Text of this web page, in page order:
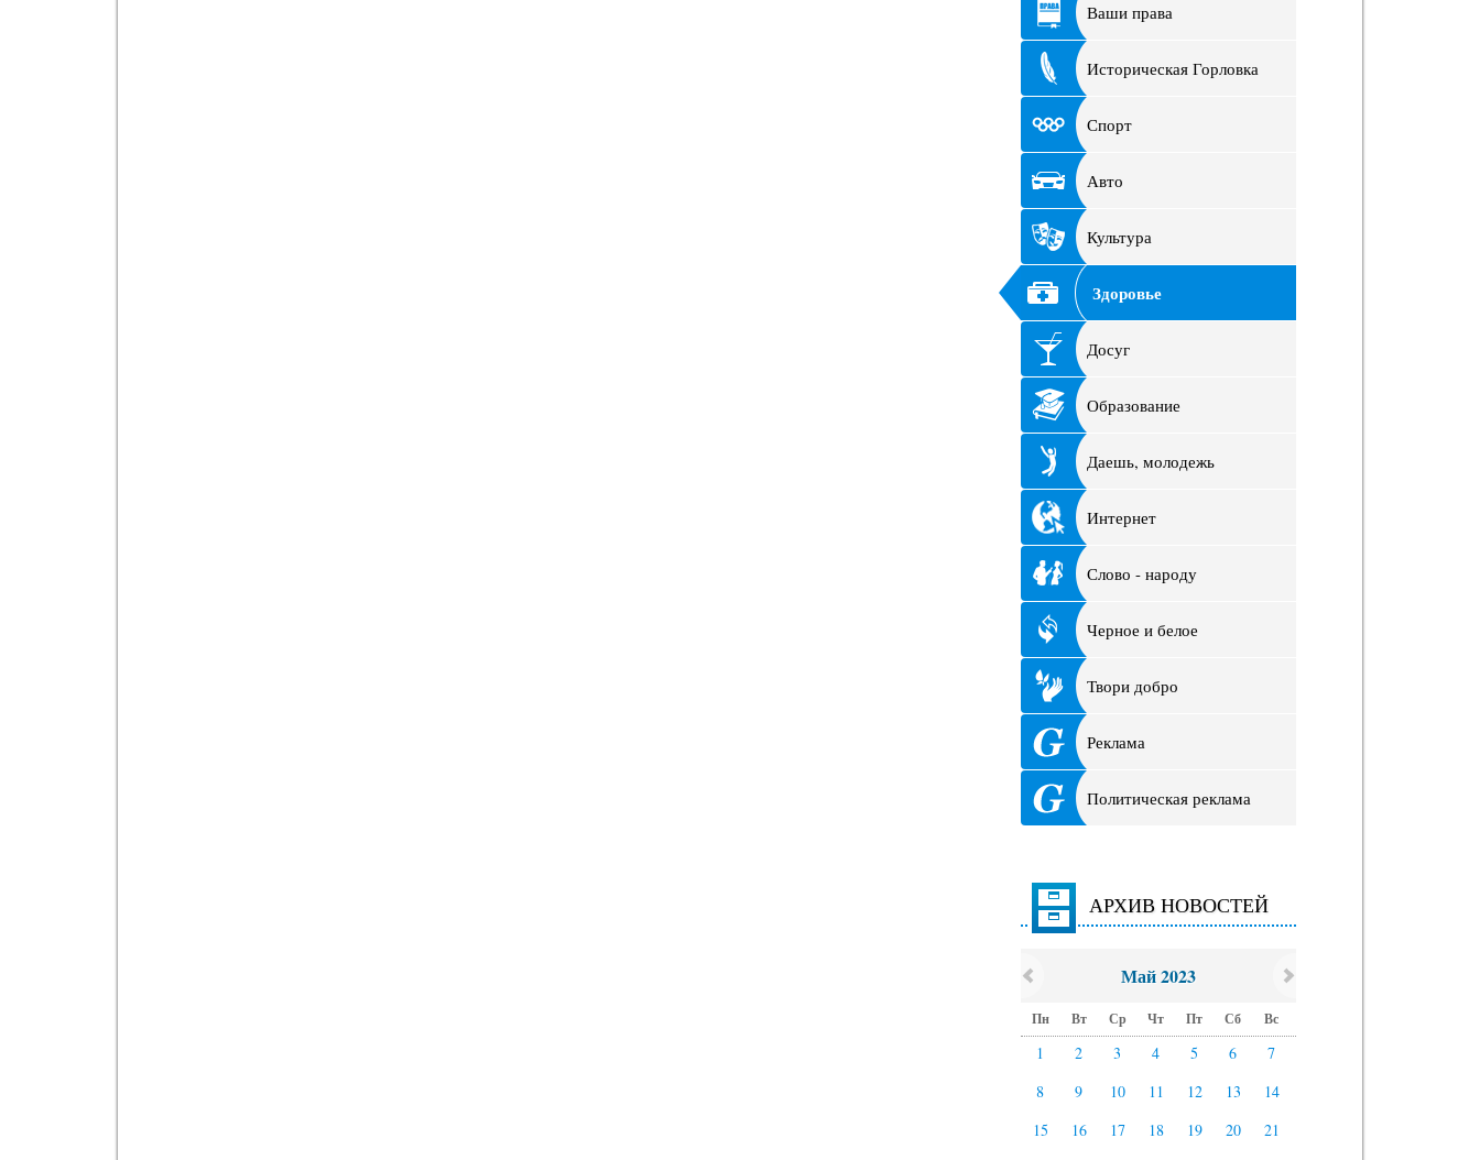
Ваши права
Историческая Горловка
Спорт
Авто
Культура
Здоровье
Досуг
Образование
Даешь, молодежь
Интернет
Слово - народу
Черное и белое
Твори добро
Реклама
Политическая реклама
АРХИВ НОВОСТЕЙ
Май 2023
Пн Вт Ср Чт Пт Сб Вс
1 2 3 4 5 6
7
8
9 10 11 12 13
14
15
16 17 18 19 20
21